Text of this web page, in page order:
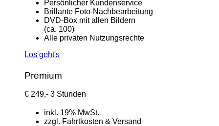
Persönlicher Kundenservice
Brillante Foto-Nachbearbeitung
DVD-Box mit allen Bildern
(ca. 100)
Alle privaten Nutzungsrechte
Los geht's
Premium
€ 249,- 3 Stunden
inkl. 19% MwSt.
zzgl. Fahrtkosten & Versand